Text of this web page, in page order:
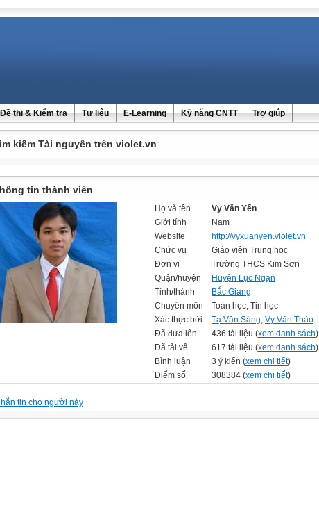
Đề thi & Kiểm tra Tư liệu E-Learning Kỹ năng CNTT Trợ giúp
kiếm Tài nguyên trên violet.vn
tin thành viên
Họ và tên
Vy Văn Yển
Giới tính
Nam
Website
http://vyxuanyen.violet.vn
Chức vụ
Giáo viên Trung học
Đơn vị
Trường THCS Kim Sơn
Quận/huyện
Huyện Lục Ngạn
Tỉnh/thành
Bắc Giang
Chuyên môn
Toán học, Tin học
Xác thực bởi
Tạ Văn Sáng, Vy Văn Thảo
Đã đưa lên
436 tài liệu (xem danh sách)
Đã tải về
617 tài liệu (xem danh sách)
Bình luận
3 ý kiến (xem chi tiết)
Điểm số
308384 (xem chi tiết)
tin cho người này